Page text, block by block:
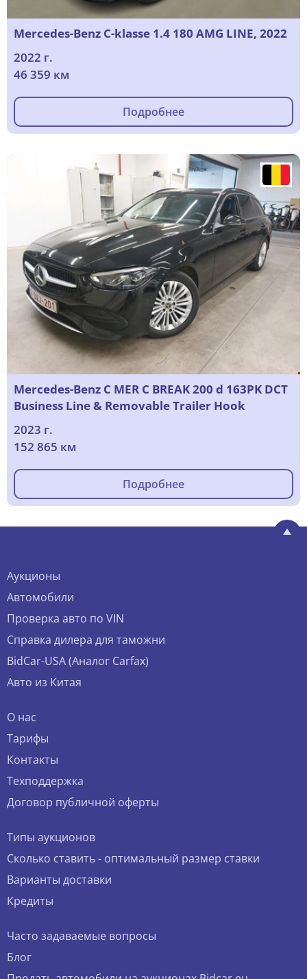
Mercedes-Benz C-klasse 1.4 180 AMG LINE, 2022
2022 г.
46 359 км
Подробнее
Mercedes-Benz C MER C BREAK 200 d 163PK DCT
Business Line & Removable Trailer Hook
2023 г.
152 865 км
Подробнее
Аукционы
Автомобили
Проверка авто по VIN
Справка дилера для таможни
BidCar-USA (Аналог Carfax)
Авто из Китая
О нас
Тарифы
Контакты
Техподдержка
Договор публичной оферты
Типы аукционов
Сколько ставить - оптимальный размер ставки
Варианты доставки
Кредиты
Часто задаваемые вопросы
Блог